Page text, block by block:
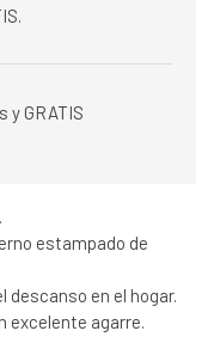
y GRATIS
estampado de
descanso en el hogar.
excelente agarre.